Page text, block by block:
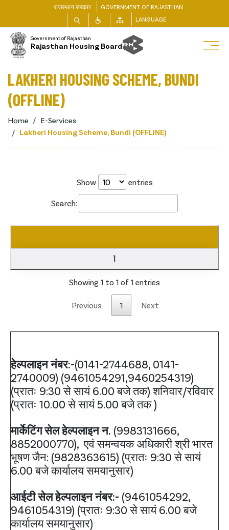
राजस्थान सरकार
GOVERNMENT OF RAJASTHAN
LANGUAGE
Government of Rajasthan
Rajasthan Housing Board
LAKHERI HOUSING SCHEME, BUNDI
(OFFLINE)
Home
E-Services
Lakheri Housing Scheme, Bundi (OFFLINE)
Show entries
Search:
1
Showing 1 to 1 of 1 entries
Previous 1 Next
हेल्पलाइन नंबर:-(0141-2744688, 0141-
2740009) (9461054291,9460254319)
(प्रातः 9:30 से सायं 6.00 बजे तक) शनिवार/रविवार
(प्रातः 10.00 से सायं 5.00 बजे तक )
मार्केटिंग सेल हेल्पलाइन न. (9983131666,
8852000770), एवं समन्वयक अधिकारी श्री भारत
भूषण जैन: (9828363615) (प्रातः 9:30 से सायं
6.00 बजे कार्यालय समयानुसार)
आईटी सेल हेल्पलाइन नंबर:- (9461054292,
9461054319) (प्रातः 9:30 से सायं 6.00 बजे
कार्यालय समयानुसार)